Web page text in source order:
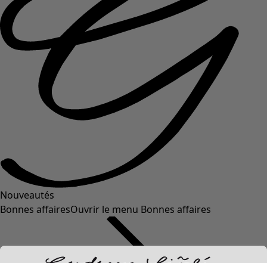
Nouveautés
Bonnes affairesOuvrir le menu Bonnes affaires